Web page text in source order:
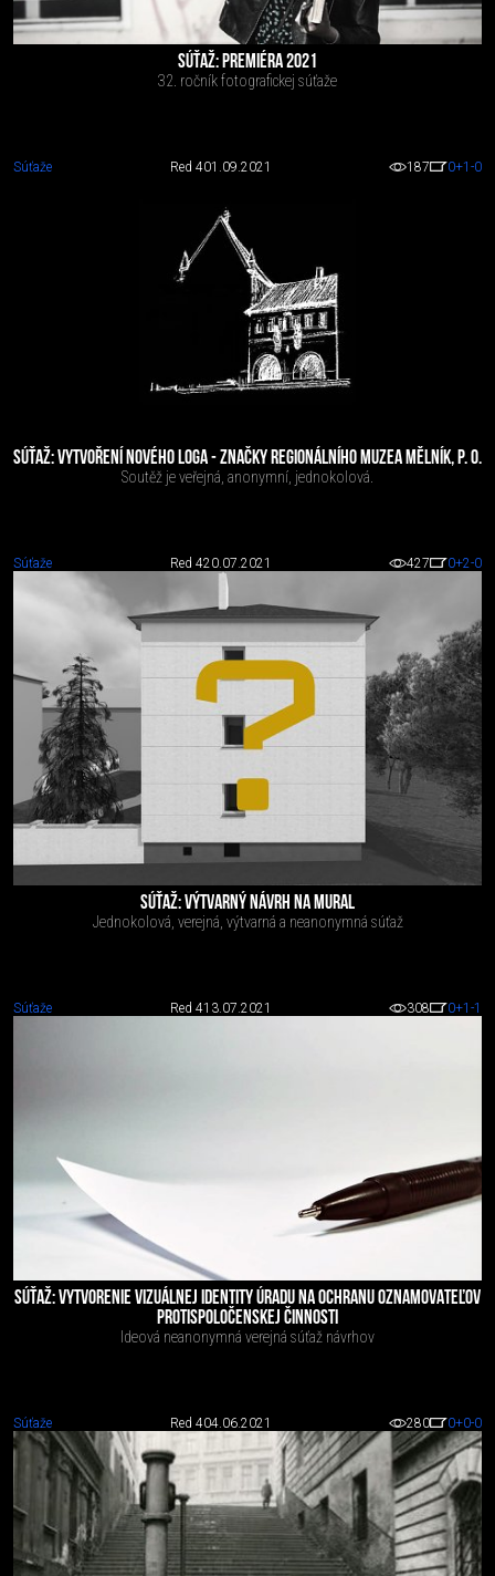
SÚŤAŽ: PREMIÉRA 2021
32. ročník fotografickej súťaže
Súťaže Red 401.09.2021 187 0+1 -0
SÚŤAŽ: VYTVOŘENÍ NOVÉHO LOGA - ZNAČKY REGIONÁLNÍHO MUZEA MĚLNÍK, P. O.
Soutěž je veřejná, anonymní, jednokolová.
Súťaže Red 420.07.2021 427 0+2-0
SÚŤAŽ: VÝTVARNÝ NÁVRH NA MURAL
Jednokolová, verejná, výtvarná a neanonymná súťaž
Súťaže Red 413.07.2021 308 0+1 -1
SÚŤAŽ: VYTVORENIE VIZUÁLNEJ IDENTITY ÚRADU NA OCHRANU OZNAMOVATEĽOV
PROTISPOLOČENSKEJ ČINNOSTI
Ideová neanonymná verejná súťaž návrhov
Súťaže Red 404.06.2021 280 0+0-0